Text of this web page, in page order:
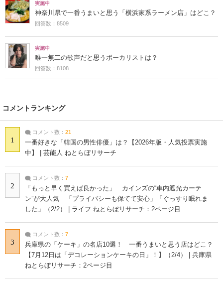
実施中
神奈川県で一番うまいと思う「横浜家系ラーメン店」はどこ？
回答数：8509
実施中
唯一無二の歌声だと思うボーカリストは？
回答数：8108
コメントランキング
1
コメント数： 21
一番好きな「韓国の男性俳優」は？【2026年版・人気投票実施
中】 | 芸能人 ねとらぼリサーチ
2
コメント数： 7
「もっと早く買えば良かった」 カインズの“車内遮光カーテ
ン”が大人気 「プライバシーも保てて安心」「ぐっすり眠れま
した」（2/2） | ライフ ねとらぼリサーチ：2ページ目
3
コメント数： 7
兵庫県の「ケーキ」の名店10選！ 一番うまいと思う店はどこ？
【7月12日は「デコレーションケーキの日」！】（2/4） | 兵庫県
ねとらぼリサーチ：2ページ目